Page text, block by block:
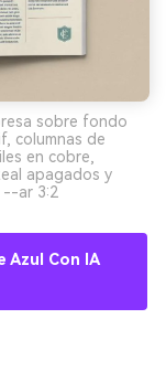
sobre fondo
columnas de
en cobre,
apagados y
--ar 3:2
Azul Con IA